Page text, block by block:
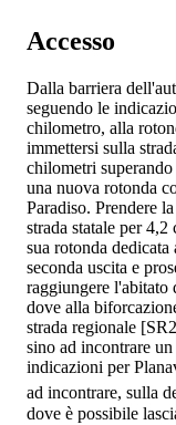
Accesso
Dalla barriera
seguendo le
chilometro, alla
immettersi sulla
chilometri
una nuova rotonda
Paradiso. Prendere
strada statale per 4,2
sua rotonda
seconda uscita e
raggiungere
dove alla
strada regionale
sino ad incontrare
indicazioni per
ad incontrare, sulla
dove è possibile